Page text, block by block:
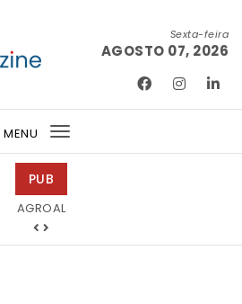
Sexta-feira
AGOSTO 07, 2026
MENU
Toggle
PUB
Tintas 2000